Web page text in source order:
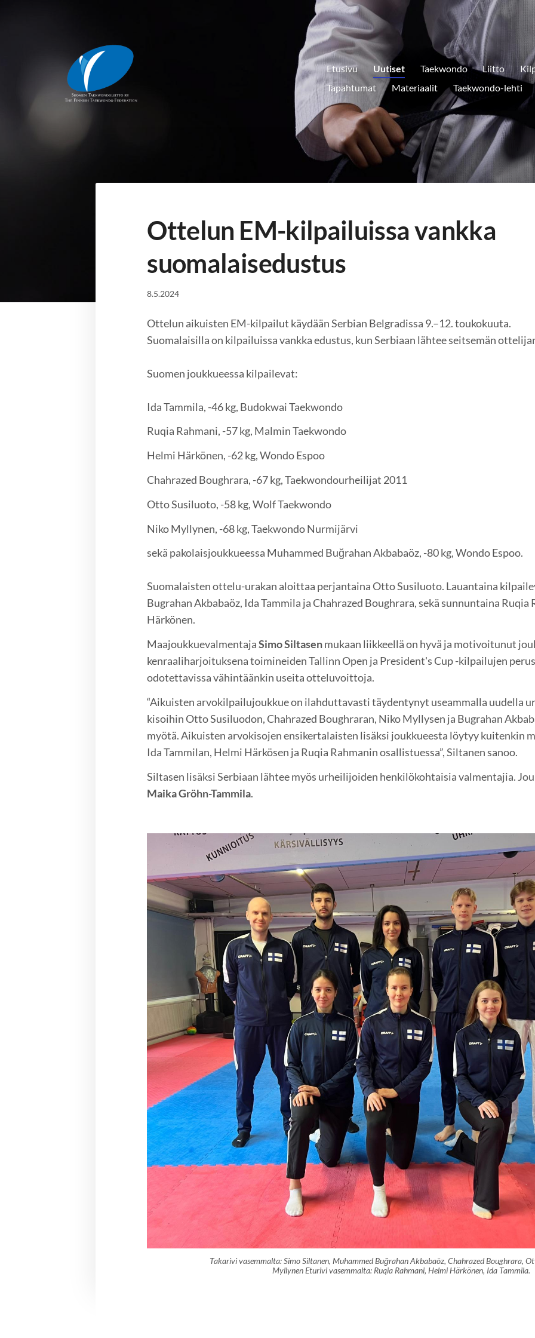
Suomen Taekwondoliitto ry
Etusivu Uutiset Taekwondo Liitto
Tapahtumat
Materiaalit Taekwondo-lehti
Ottelun EM-kilpailuissa vankka
suomalaisedustus
8.5.2024
Ottelun aikuisten EM-kilpailut käydään Serbian Belgradissa 9.–12. toukokuuta.
Suomalaisilla on kilpailuissa vankka edustus, kun Serbiaan lähtee seitsemän
Suomen joukkueessa kilpailevat:
Ida Tammila, -46 kg, Budokwai Taekwondo
Ruqia Rahmani, -57 kg, Malmin Taekwondo
Helmi Härkönen, -62 kg, Wondo Espoo
Chahrazed Boughrara, -67 kg, Taekwondourheilijat 2011
Otto Susiluoto, -58 kg, Wolf Taekwondo
Niko Myllynen, -68 kg, Taekwondo Nurmijärvi
sekä pakolaisjoukkueessa Muhammed Buğrahan Akbabaöz, -80 kg, Wondo Espoo.
Suomalaisten ottelu-urakan aloittaa perjantaina Otto Susiluoto. Lauantaina
Bugrahan Akbabaöz, Ida Tammila ja Chahrazed Boughrara, sekä sunnuntaina Ruqia
Härkönen.
MaajoukkuevalmentajaSimo Siltasenmukaan liikkeellä on hyvä ja motivoitunut
kenraaliharjoituksena toimineiden Tallinn Open ja President's Cup -kilpailujen
odotettavissa vähintäänkin useita otteluvoittoja.
“Aikuisten arvokilpailujoukkue on ilahduttavasti täydentynyt useammalla uudella
kisoihin Otto Susiluodon, Chahrazed Boughraran, Niko Myllysen ja Bugrahan
myötä. Aikuisten arvokisojen ensikertalaisten lisäksi joukkueesta löytyy kuitenkin
Ida Tammilan, Helmi Härkösen ja Ruqia Rahmanin osallistuessa”, Siltanen sanoo.
Siltasen lisäksi Serbiaan lähtee myös urheilijoiden henkilökohtaisia valmentajia.
Maika Gröhn-Tammila.
Takarivi vasemmalta: Simo Siltanen, Muhammed Buğrahan Akbabaöz, Chahrazed Boughrara,
Myllynen Eturivi vasemmalta: Ruqia Rahmani, Helmi Härkönen, Ida Tammila.